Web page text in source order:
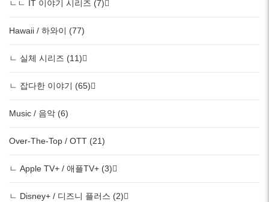
ㄴㄴ IT 이야기 시리즈 (7)
Hawaii / 하와이 (77)
ㄴ 실체 시리즈 (11)
ㄴ 잡다한 이야기 (65)
Music / 음악 (6)
Over-The-Top / OTT (21)
ㄴ Apple TV+ / 애플TV+ (3)
ㄴ Disney+ / 디즈니 플러스 (2)